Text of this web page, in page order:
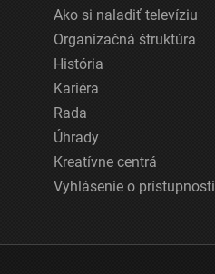
Ako si naladiť televíziu
Organizačná štruktúra
História
Kariéra
Rada
Úhrady
Kreatívne centrá
Vyhlásenie o prístupnosti